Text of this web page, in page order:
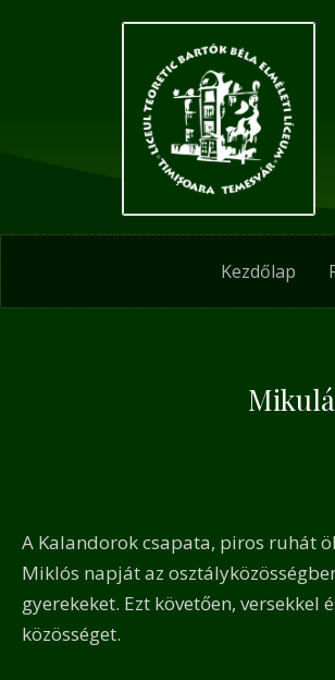
Kezdőlap
A Kalandorok csapata, piros ruhát
Miklós napját az
gyerekeket. Ezt követően,
közösséget.